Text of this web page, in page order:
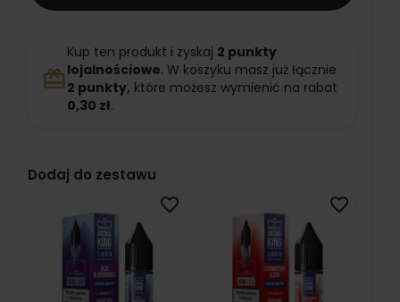
redeem
Kup ten produkt i zyskaj 2 punkty
lojalnościowe. W koszyku masz już łącznie
2 punkty, które możesz wymienić na rabat
0,30 zł.
Dodaj do zestawu
favorite_border favorite_border